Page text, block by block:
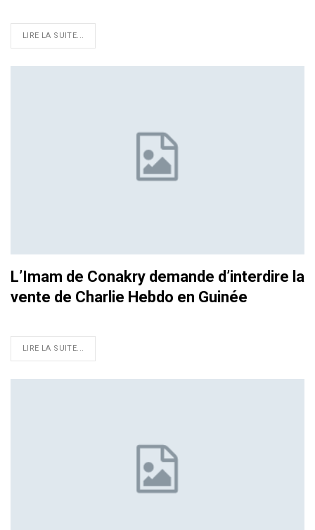
LIRE LA SUITE...
L’Imam de Conakry demande d’interdire la
vente de Charlie Hebdo en Guinée
LIRE LA SUITE...